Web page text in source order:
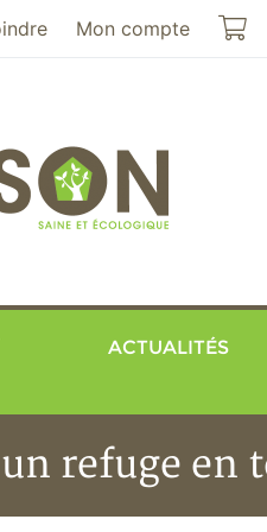
Mon compte
ACTUALITÉS
refuge en